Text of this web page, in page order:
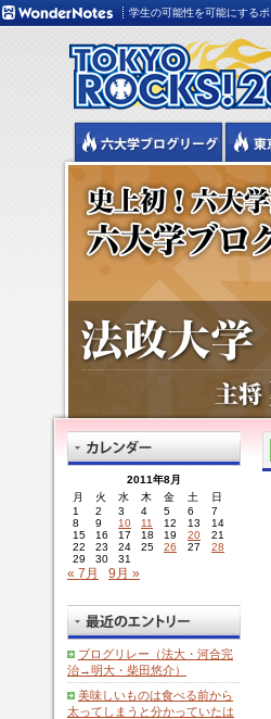
学生の可能性を可能にする
2011年8月
月
火 水 木 金 土
日
1
2 3 4 5 6
7
8
9 10 11 12 13
14
15
16 17 18 19 20
21
22
23 24 25 26 27
28
29
30 31
« 7月 9月 »
ブログリレー（法大・河合完
治→明大・柴田悠介）
美味しいものは食べる前から
太ってしまうと分かっていたは